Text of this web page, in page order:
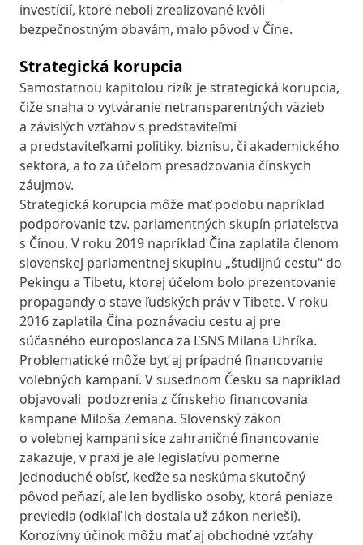
investícií, ktoré neboli zrealizované kvôli
bezpečnostným obavám, malo pôvod v Číne.
Strategická korupcia
Samostatnou kapitolou rizík je strategická korupcia,
čiže snaha o vytváranie netransparentných väzieb
a závislých vzťahov s predstaviteľmi
a predstaviteľkami politiky, biznisu, či akademického
sektora, a to za účelom presadzovania čínskych
záujmov.
Strategická korupcia môže mať podobu napríklad
podporovanie tzv. parlamentných skupín priateľstva
s Čínou. V roku 2019 napríklad Čína zaplatila členom
slovenskej parlamentnej skupinu „študijnú cestu“ do
Pekingu a Tibetu, ktorej účelom bolo prezentovanie
propagandy o stave ľudských práv v Tibete. V roku
2016 zaplatila Čína poznávaciu cestu aj pre
súčasného europoslanca za ĽSNS Milana Uhríka.
Problematické môže byť aj prípadné financovanie
volebných kampaní. V susednom Česku sa napríklad
objavovali podozrenia z čínskeho financovania
kampane Miloša Zemana. Slovenský zákon
o volebnej kampani síce zahraničné financovanie
zakazuje, v praxi je ale legislatívu pomerne
jednoduché obísť, keďže sa neskúma skutočný
pôvod peňazí, ale len bydlisko osoby, ktorá peniaze
previedla (odkiaľ ich dostala už zákon nerieši).
Korozívny účinok môžu mať aj obchodné vzťahy